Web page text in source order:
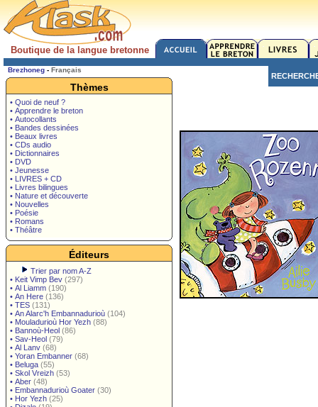
Boutique de la langue bretonne
Brezhoneg - Français
Thèmes
• Quoi de neuf ?
• Apprendre le breton
• Autocollants
• Bandes dessinées
• Beaux livres
• CDs audio
• Dictionnaires
• DVD
• Jeunesse
• LIVRES + CD
• Livres bilingues
• Nature et découverte
• Nouvelles
• Poésie
• Romans
• Théâtre
Éditeurs
Trier par nom A-Z
• Keit Vimp Bev (297)
• Al Liamm (190)
• An Here (136)
• TES (131)
• An Alarc'h Embannadurioù (104)
• Mouladurioù Hor Yezh (88)
• Bannoù-Heol (86)
• Sav-Heol (79)
• Al Lanv (68)
• Yoran Embanner (68)
• Beluga (55)
• Skol Vreizh (53)
• Aber (48)
• Embannadurioù Goater (30)
• Hor Yezh (25)